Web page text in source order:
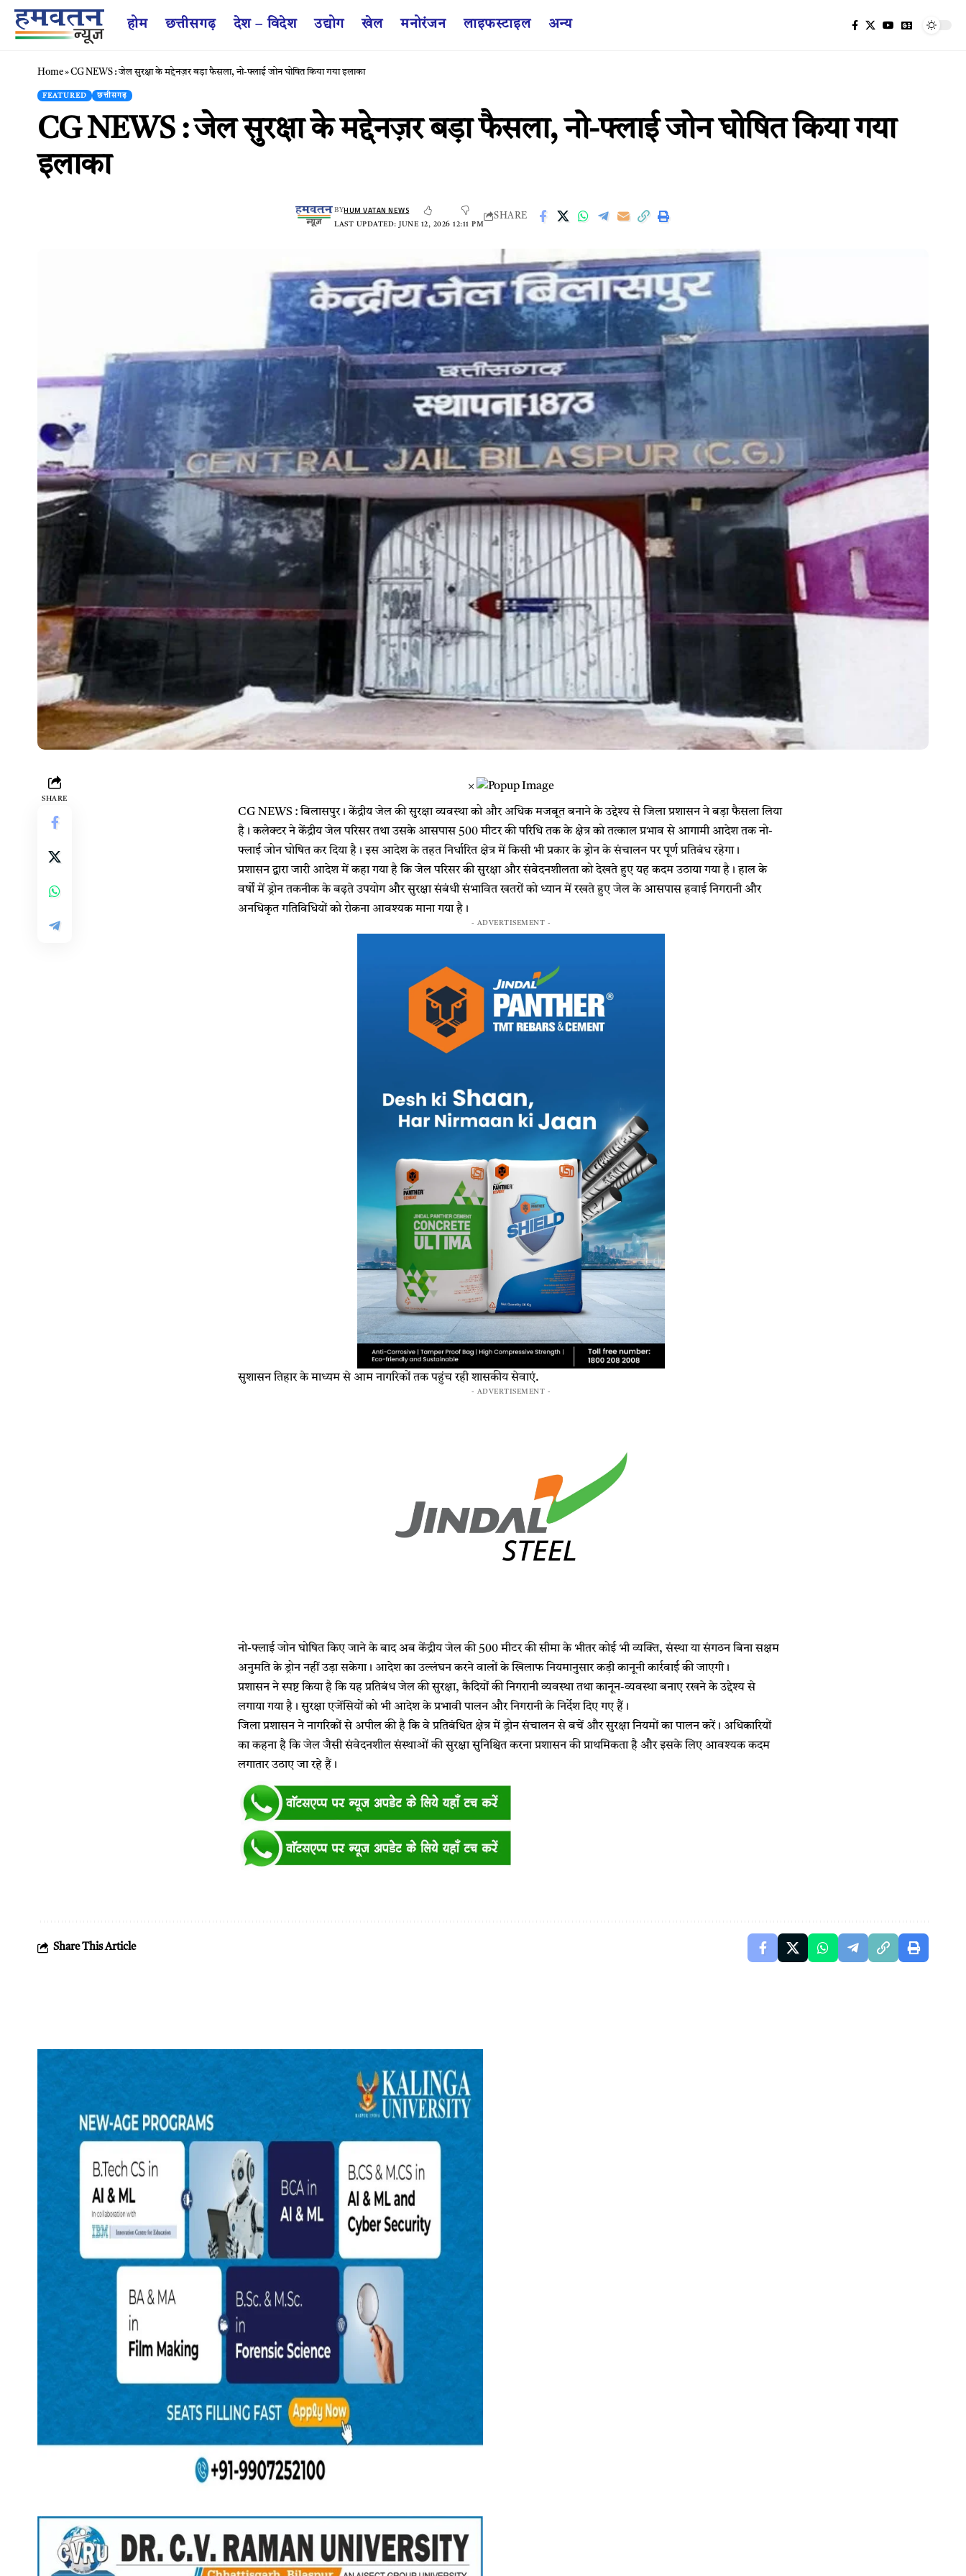
होम छत्तीसगढ़ देश – विदेश उद्योग खेल मनोरंजन लाइफस्टाइल अन्य
Home»CG NEWS : जेल सुरक्षा के मद्देनज़र बड़ा फैसला, नो-फ्लाई जोन घोषित किया गया इलाका
FEATURED छत्तीसगढ़
CG NEWS : जेल सुरक्षा के मद्देनज़र बड़ा फैसला, नो-फ्लाई जोन घोषित किया गया
इलाका
LAST UPDATED: JUNE 12, 2026 12:11 PM
BYHUM VATAN NEWS
SHARE
SHARE
×
CG NEWS : बिलासपुर। केंद्रीय जेल की सुरक्षा व्यवस्था को और अधिक मजबूत बनाने के उद्देश्य से जिला प्रशासन ने बड़ा फैसला लिया
है। कलेक्टर ने केंद्रीय जेल परिसर तथा उसके आसपास 500 मीटर की परिधि तक के क्षेत्र को तत्काल प्रभाव से आगामी आदेश तक नो-
फ्लाई जोन घोषित कर दिया है। इस आदेश के तहत निर्धारित क्षेत्र में किसी भी प्रकार के ड्रोन के संचालन पर पूर्ण प्रतिबंध रहेगा।
प्रशासन द्वारा जारी आदेश में कहा गया है कि जेल परिसर की सुरक्षा और संवेदनशीलता को देखते हुए यह कदम उठाया गया है। हाल के
वर्षों में ड्रोन तकनीक के बढ़ते उपयोग और सुरक्षा संबंधी संभावित खतरों को ध्यान में रखते हुए जेल के आसपास हवाई निगरानी और
अनधिकृत गतिविधियों को रोकना आवश्यक माना गया है।
- ADVERTISEMENT -
सुशासन तिहार के माध्यम से आम नागरिकों तक पहुंच रही शासकीय सेवाएं.
- ADVERTISEMENT -
नो-फ्लाई जोन घोषित किए जाने के बाद अब केंद्रीय जेल की 500 मीटर की सीमा के भीतर कोई भी व्यक्ति, संस्था या संगठन बिना सक्षम
अनुमति के ड्रोन नहीं उड़ा सकेगा। आदेश का उल्लंघन करने वालों के खिलाफ नियमानुसार कड़ी कानूनी कार्रवाई की जाएगी।
प्रशासन ने स्पष्ट किया है कि यह प्रतिबंध जेल की सुरक्षा, कैदियों की निगरानी व्यवस्था तथा कानून-व्यवस्था बनाए रखने के उद्देश्य से
लगाया गया है। सुरक्षा एजेंसियों को भी आदेश के प्रभावी पालन और निगरानी के निर्देश दिए गए हैं।
जिला प्रशासन ने नागरिकों से अपील की है कि वे प्रतिबंधित क्षेत्र में ड्रोन संचालन से बचें और सुरक्षा नियमों का पालन करें। अधिकारियों
का कहना है कि जेल जैसी संवेदनशील संस्थाओं की सुरक्षा सुनिश्चित करना प्रशासन की प्राथमिकता है और इसके लिए आवश्यक कदम
लगातार उठाए जा रहे हैं।
Share This Article